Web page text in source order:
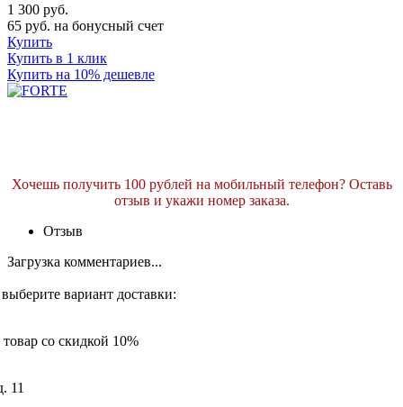
1 300 руб.
65 руб. на бонусный счет
Купить
Купить в 1 клик
Купить на 10% дешевле
Хочешь получить 100 рублей на мобильный телефон? Оставь
отзыв и укажи номер заказа.
Отзыв
Загрузка комментариев...
вариант доставки:
со скидкой 10%
11